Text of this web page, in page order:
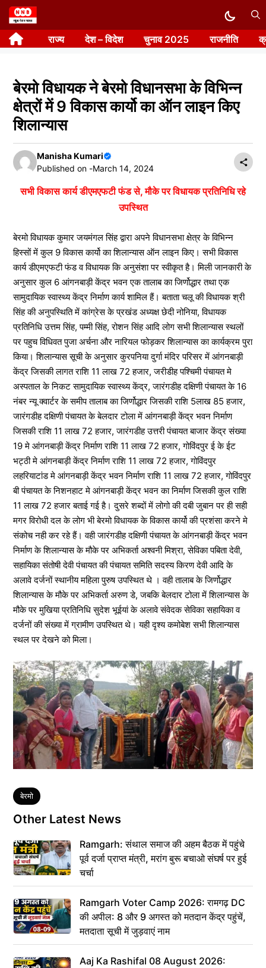
Skip
to
content राज्य देश – विदेश चुनाव 2025 राजनीति
बेरमो विधायक ने बेरमो विधानसभा के विभिन्न
क्षेत्रों में 9 विकास कार्यो का ऑन लाइन किए
शिलान्यास
Manisha Kumari
Published on -March 14, 2024
सभी विकास कार्य डीएमएफटी फंड से, मौके पर विधायक प्रतिनिधि रहे
उपस्थित
बेरमो विधायक कुमार जयमंगल सिंह द्वारा अपने विधानसभा क्षेत्र के विभिन्न
हिस्सों में कुल 9 विकास कार्यो का शिलान्यास ऑन लाइन किए। सभी विकास
कार्य डीएमएफटी फंड व विधायक कि अनुसंशा पर स्वीकृत है। मिली जानकारी के
अनुसार कुल 6 आंगनबाड़ी केंद्र भवन एक तालाब का जिर्णोद्धार तथा एक
सामुदायिक स्वास्थ्य केंद्र निर्माण कार्य शामिल हैं। बताता चलू की विधायक श्री
सिंह की अनुपस्थिति में कांग्रेस के प्रखंड अध्यक्ष छेदी नोनिया, विधायक
प्रतिनिधि उत्तम सिंह, पम्मी सिंह, रोशन सिंह आदि लोग सभी शिलान्यास स्थलों
पर पहुच विधिवत पुजा अर्चना और नारियल फोड़कर शिलान्यास का कार्यक्रम पुरा
किया। शिलान्यास सूची के अनुसार कुरपनिया दुर्गा मंदिर परिसर में आंगनबाड़ी
केंद्र जिसकी लागत राशि 11 लाख 72 हजार, जरीडीह पश्चिमी पंचायत मे
अस्पताल के निकट सामुदायिक स्वास्थ्य केंद्र, जारंगडीह दक्षिणी पंचायत के 16
नंबर न्यू क्वार्टर के समीप तालाब का जिर्णोद्धार जिसकी राशि 5लाख 85 हजार,
जारंगडीह दक्षिणी पंचायत के बेलदार टोला में आंगनबाड़ी केंद्र भवन निर्माण
जिसकी राशि 11 लाख 72 हजार, जारंगडीह उत्तरी पंचायत बाजार केंद्र संख्या
19 मे आंगनबाड़ी केंद्र निर्माण राशि 11 लाख 72 हजार, गोविंदपुर ई के ईट
भट्ठी मे आंगनबाड़ी केंद्र निर्माण राशि 11 लाख 72 हजार, गोविंदपुर
लहरियाटांड मे आंगनबाड़ी केंद्र भवन निर्माण राशि 11 लाख 72 हजार, गोविंदपुर
बी पंचायत के निशनहाट मे आंगनबाड़ी केंद्र भवन का निर्माण जिसकी कुल राशि
11 लाख 72 हजार बताई गई है। दुसरे शब्दों में लोगो की दबी जुबान पर ही सही
मगर विरोधी दल के लोग भी बेरमो विधायक के विकास कार्यो की प्रशंसा करने मे
संकोच नही कर रहे हैं। वही जारंगडीह दक्षिणी पंचायत के आंगनबाड़ी केंद्र भवन
निर्माण के शिलान्यास के मौके पर अभिकर्ता अश्वनी मिश्रा, सेविका पबिता देवी,
सहायिका संतोषी देवी पंचायत की पंचायत समिति सदस्य किरण देवी आदि के
अलावे दर्जनों स्थानीय महिला पुरुष उपस्थित थे । वही तालाब के जिर्णोद्धार
शिलान्यास के मौके पर अभिकर्ता अरुण डे, जबकि बेलदार टोला में शिलान्यास के
मौके पर मुखिया प्रतिनिधि सुदेश भूईयां के अलावे संवेदक सेविका सहायिका व
दर्जनों की संख्या में ग्रामीण उपस्थित थे। यही दृश्य कमोबेश सभी शिलान्यास
स्थल पर देखने को मिला।
Tags
बेरमो
Other Latest News
Ramgarh: संथाल समाज की अहम बैठक में पहुंचे
पूर्व दर्जा प्राप्त मंत्री, मरांग बुरू बचाओ संघर्ष पर हुई
चर्चा
Ramgarh Voter Camp 2026: रामगढ़ DC
की अपील: 8 और 9 अगस्त को मतदान केंद्र पहुंचें,
मतदाता सूची में जुड़वाएं नाम
Aaj Ka Rashifal 08 August 2026: